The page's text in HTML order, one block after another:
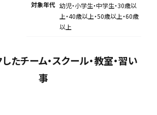
対象年代 幼児・小学生・中学生・30歳以
上・40歳以上・50歳以上・60歳
以上
たチーム・スクール・教室・習い
事